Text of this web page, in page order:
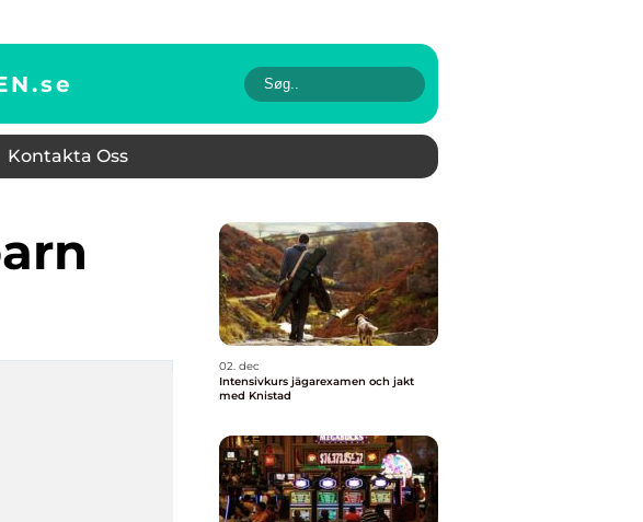
se
Kontakta Oss
02. dec
Intensivkurs jägarexamen och jakt
med Knistad